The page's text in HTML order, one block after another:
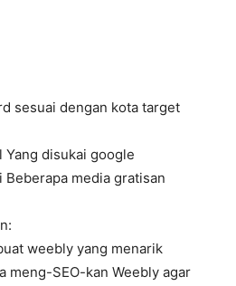
sesuai dengan kota target
disukai google
Beberapa media gratisan
weebly yang menarik
meng-SEO-kan Weebly agar